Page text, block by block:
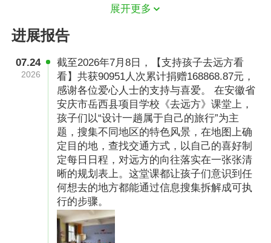
「为什么要去远方？」
“作为山里的孩子，我最想看到的是大海，以前我
国际海洋周，厦门两岸文化博览会......从新闻片
段中看到厦门美景的一角，那么，现实生活中的
厦门到底有多美呢？我们真地很想去看看。”
展开更多
进展报告
07.24
2026
截至2026年7月8日，【支持孩子去远方看
看】共获90951人次累计捐赠168868.87元，
感谢各位爱心人士的支持与喜爱。 在安徽省
安庆市岳西县项目学校《去远方》课堂上，
孩子们以“设计一趟属于自己的旅行”为主
题，搜集不同地区的特色风景，在地图上确
定目的地，查找交通方式，以自己的喜好制
定每日日程，对远方的向往落实在一张张清
晰的规划表上。这堂课都让孩子们意识到任
何想去的地方都能通过信息搜集拆解成可执
行的步骤。